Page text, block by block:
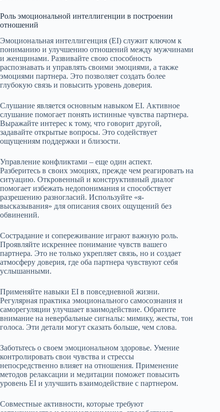
Роль эмоциональной интеллигенции в построении
отношений
Эмоциональная интеллигенция (EI) служит ключом к
пониманию и улучшению отношений между мужчинами
и женщинами. Развивайте свою способность
распознавать и управлять своими эмоциями, а также
эмоциями партнера. Это позволяет создать более
глубокую связь и повысить уровень доверия.
Слушание является основным навыком EI. Активное
слушание помогает понять истинные чувства партнера.
Выражайте интерес к тому, что говорит другой,
задавайте открытые вопросы. Это содействует
ощущениям поддержки и близости.
Управление конфликтами – еще один аспект.
Разберитесь в своих эмоциях, прежде чем реагировать на
ситуацию. Откровенный и конструктивный диалог
помогает избежать недопонимания и способствует
разрешению разногласий. Используйте «я-
высказывания» для описания своих ощущений без
обвинений.
Сострадание и сопереживание играют важную роль.
Проявляйте искреннее понимание чувств вашего
партнера. Это не только укрепляет связь, но и создает
атмосферу доверия, где оба партнера чувствуют себя
услышанными.
Применяйте навыки EI в повседневной жизни.
Регулярная практика эмоционального самосознания и
саморегуляции улучшает взаимодействие. Обратите
внимание на невербальные сигналы: мимику, жесты, тон
голоса. Эти детали могут сказать больше, чем слова.
Заботьтесь о своем эмоциональном здоровье. Умение
контролировать свои чувства и стрессы
непосредственно влияет на отношения. Применение
методов релаксации и медитации поможет повысить
уровень EI и улучшить взаимодействие с партнером.
Совместные активности, которые требуют